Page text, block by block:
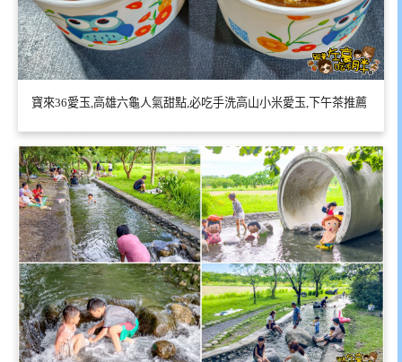
寶來36愛玉,高雄六龜人氣甜點,必吃手洗高山小米愛玉,下午茶推薦